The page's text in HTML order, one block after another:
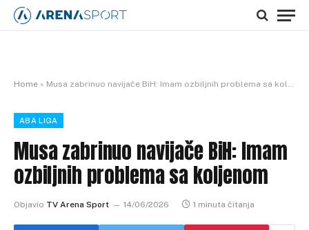
Home » Musa zabrinuo navijače BiH: Imam ozbiljnih problema sa koljenom
ABA LIGA
Musa zabrinuo navijače BiH: Imam
ozbiljnih problema sa koljenom
Objavio TV Arena Sport 14/06/2026 1 minuta čitanja